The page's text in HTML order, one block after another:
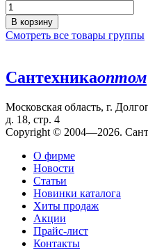
В корзину
Смотреть все товары группы
Сантехникаоптом
Московская область, г.
д. 18, стр. 4
Copyright © 2004—2026.
О фирме
Новости
Статьи
Новинки каталога
Хиты продаж
Акции
Прайс-лист
Контакты